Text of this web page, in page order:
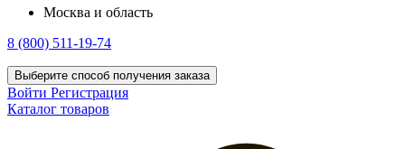
Москва и область
8 (800) 511-19-74
Выберите способ получения заказа
Войти Регистрация
Каталог товаров